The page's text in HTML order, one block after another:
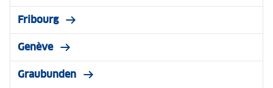
Fribourg
Genève
Graubunden